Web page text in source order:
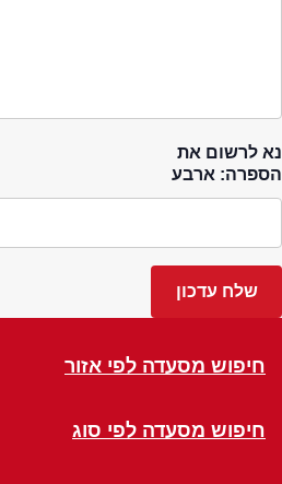
נא לרשום את
הספרה: ארבע
חיפוש מסעדה לפי אזור
חיפוש מסעדה לפי סוג